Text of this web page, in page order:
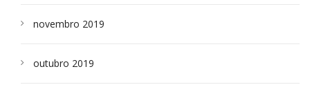
novembro 2019
outubro 2019